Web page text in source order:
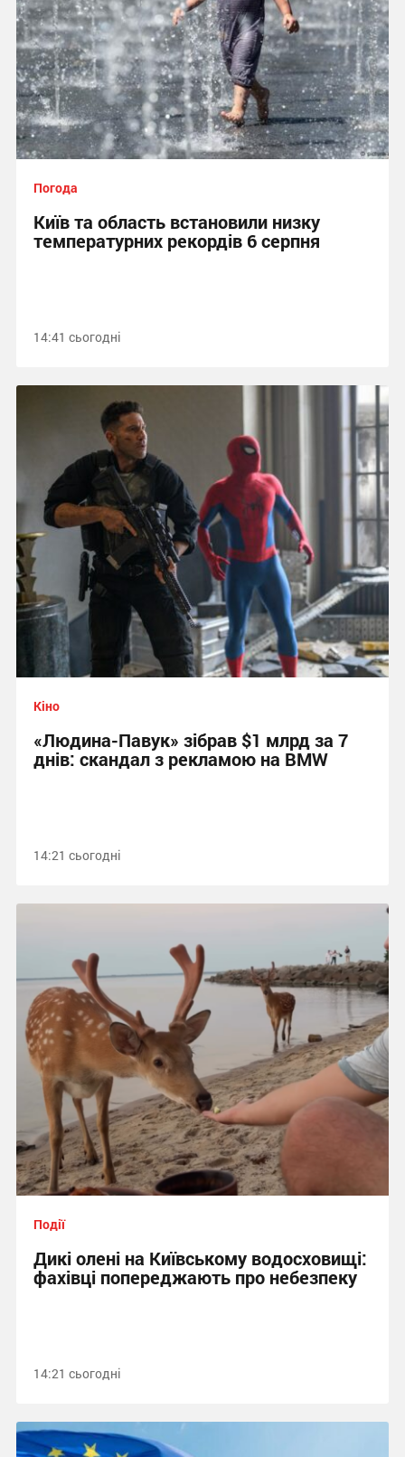
Погода
Київ та область встановили низку
температурних рекордів 6 серпня
14:41 сьогодні
Кіно
«Людина-Павук» зібрав $1 млрд за 7
днів: скандал з рекламою на BMW
14:21 сьогодні
Події
Дикі олені на Київському водосховищі:
фахівці попереджають про небезпеку
14:21 сьогодні